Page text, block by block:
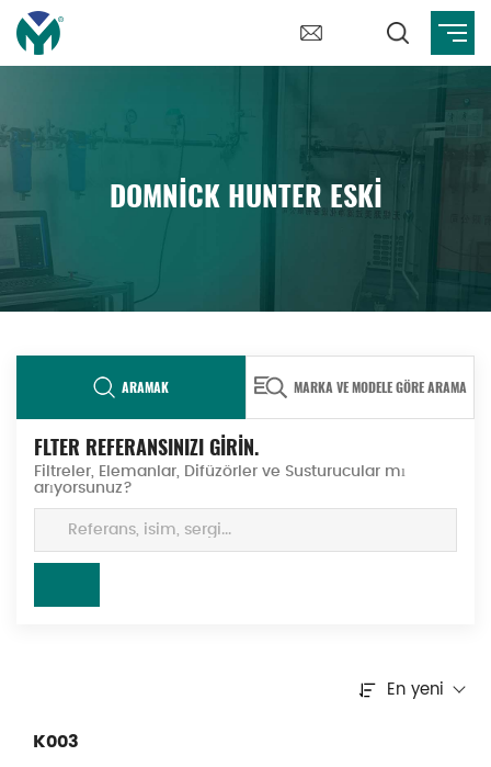
DOMNICK HUNTER ESKI
ARAMAK MARKA VE MODELE GÖRE ARAMA
FLTER REFERANSINIZI GİRİN.
Filtreler, Elemanlar, Difüzörler ve Susturucular mı
arıyorsunuz?
En yeni
K003